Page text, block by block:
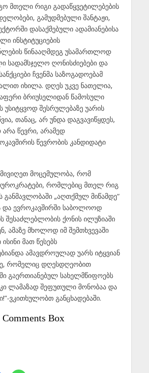
მთელი რიგი გადაწყვეტილებების
გამუდმებული შანტაჟი,
დასაქმებული ადამიანებისა
ინსტიტუციების
წინააღმდეგ უსამართლოდ
სადამსჯელო ღონისძიებები და
ჩვენმა საზოგადოებამ
იხილა. დღეს უკვე ნათელია,
ბრიუსელიდან წამოსული
უსიტყვოდ შესრულებაზე უარის
თანაც, არ უნდა დაგვავიწყდეს,
წევრი, არამედ
წევრობის კანდიდატი
მოცემულობა, რომ
რომლებიც მთელ რიგ
განმავლობაში „აღთქმულ მიწამდე“
და ევროკავშირში საბოლოოდ
შესაძლებლობის ქონის ილუზიაში
ამაზე მხოლოდ იმ შემთხვევაში
მათ წესებს
ამავდროულად უარს იტყვიან
რომელიც დღესდღეობით
გაერთიანებულ სახელმწიფოებს
კი ლამაზად შეფუთული მონობაა და
ვკითხულობთ განცხადებაში.
Comments Box